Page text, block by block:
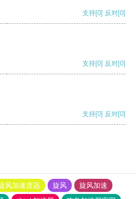
支持[0] 反对[0]
支持[0] 反对[0]
支持[0] 反对[0]
风加速度器 旋风
旋风加速